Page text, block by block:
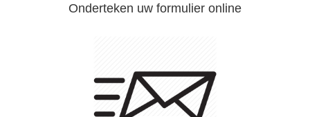
Onderteken uw formulier online